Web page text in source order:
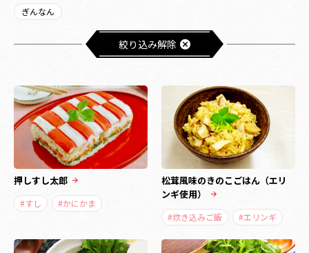
ぎんなん
絞り込み解除
押しすし太郎
#すし #かにかま
松茸風味のきのこごはん（エリ
ンギ使用）
#炊き込みご飯 #エリンギ